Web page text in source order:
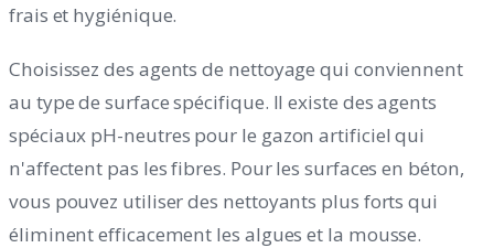
frais et hygiénique.
Choisissez des agents de nettoyage qui conviennent
au type de surface spécifique. Il existe des agents
spéciaux pH-neutres pour le gazon artificiel qui
n'affectent pas les fibres. Pour les surfaces en béton,
vous pouvez utiliser des nettoyants plus forts qui
éliminent efficacement les algues et la mousse.